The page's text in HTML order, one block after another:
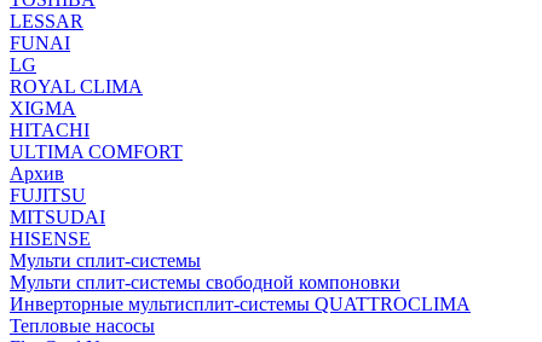
LESSAR
FUNAI
LG
ROYAL CLIMA
XIGMA
HITACHI
ULTIMA COMFORT
Архив
FUJITSU
MITSUDAI
HISENSE
Мульти сплит-системы
Мульти сплит-системы свободной компоновки
Инверторные мультисплит-системы QUATTROCLIMA
Тепловые насосы